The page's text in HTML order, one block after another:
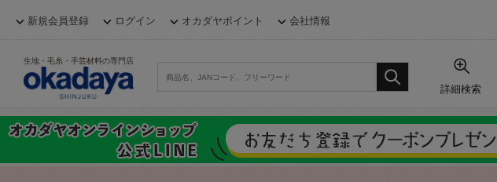
新規会員登録 ログイン オカダヤポイント 会社情報
生地・毛糸・手芸材料の専門店
詳細検索